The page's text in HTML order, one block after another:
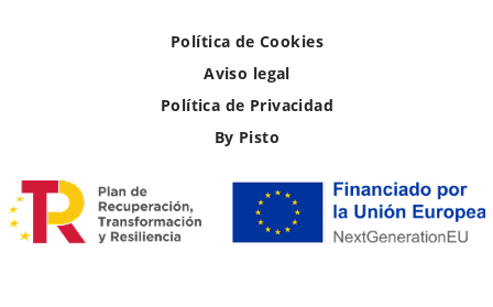
Política de Cookies
Aviso legal
Política de Privacidad
By Pisto